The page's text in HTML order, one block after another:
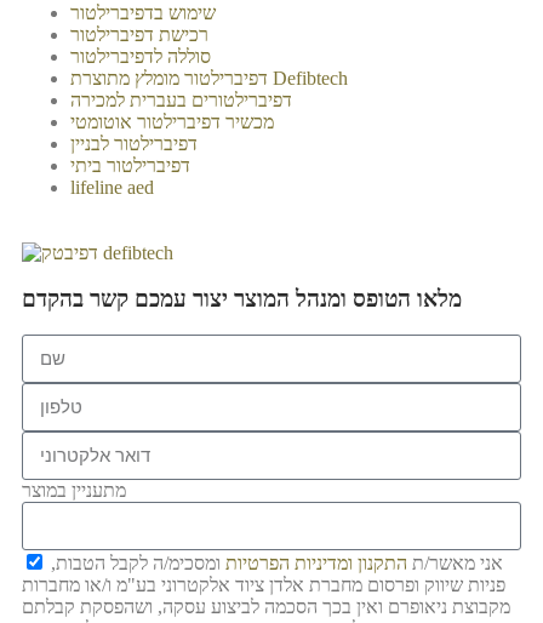
שימוש בדפיברילטור
רכישת דפיברילטור
סוללה לדפיברילטור
דפיברילטור מומלץ מתוצרת Defibtech
דפיברילטורים בעברית למכירה
מכשיר דפיברילטור אוטומטי
דפיברילטור לבניין
דפיברילטור ביתי
lifeline aed
מלאו הטופס ומנהל המוצר יצור עמכם קשר בהקדם
מתעניין במוצר
אני מאשר/ת התקנון ומדיניות הפרטיות ומסכימ/ה לקבל הטבות,
פניות שיווק ופרסום מחברת אלדן ציוד אלקטרוני בע"מ ו/או מחברות
מקבוצת ניאופרם ואין בכך הסכמה לביצוע עסקה, ושהפסקת קבלתם